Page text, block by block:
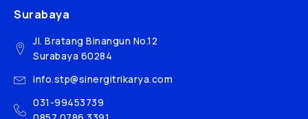
Surabaya
Jl. Bratang Binangun No.12
Surabaya 60284
info.stp@sinergitrikarya.com
031-99453739